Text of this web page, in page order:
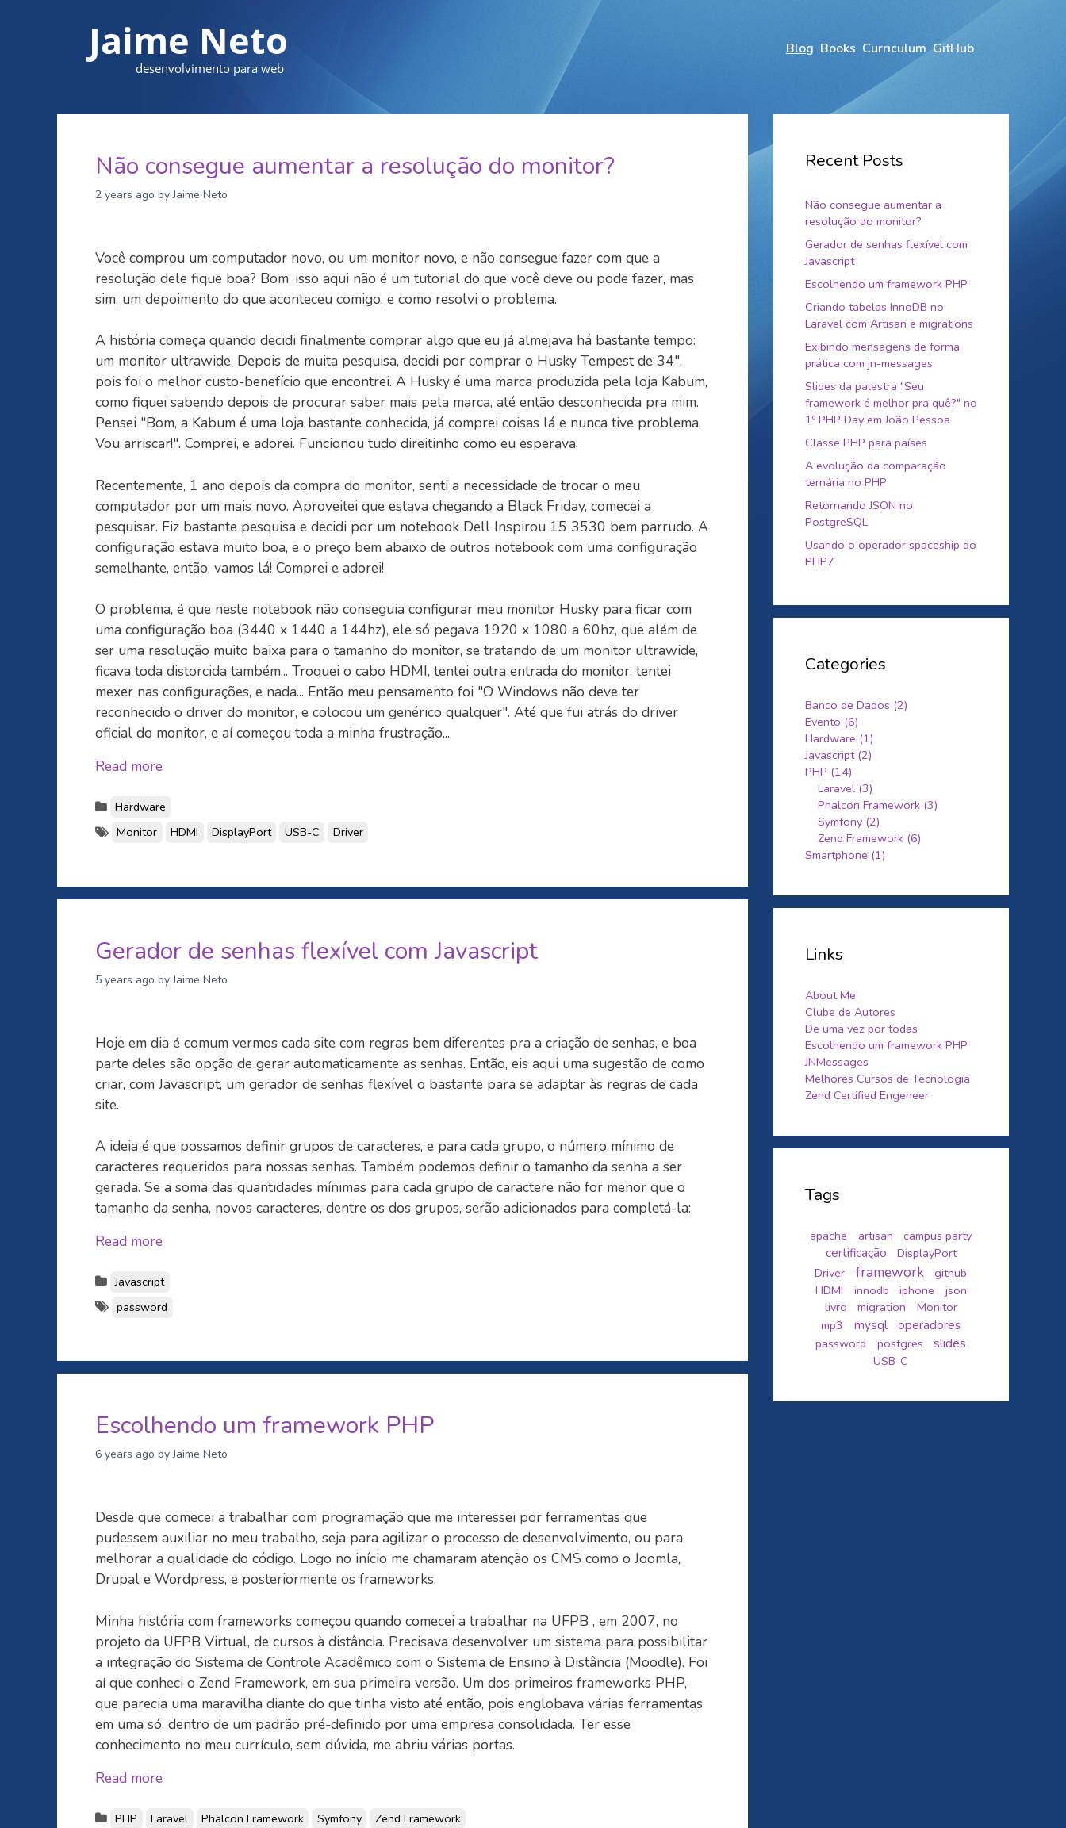
Jaime Neto
desenvolvimento para web
Blog Books Curriculum GitHub
Não consegue aumentar a resolução do monitor?
2 years ago by Jaime Neto
Você comprou um computador novo, ou um monitor novo, e não consegue fazer com que a
resolução dele fique boa? Bom, isso aqui não é um tutorial do que você deve ou pode fazer, mas
sim, um depoimento do que aconteceu comigo, e como resolvi o problema.
A história começa quando decidi finalmente comprar algo que eu já almejava há bastante tempo:
um monitor ultrawide. Depois de muita pesquisa, decidi por comprar o Husky Tempest de 34",
pois foi o melhor custo-benefício que encontrei. A Husky é uma marca produzida pela loja Kabum,
como fiquei sabendo depois de procurar saber mais pela marca, até então desconhecida pra mim.
Pensei "Bom, a Kabum é uma loja bastante conhecida, já comprei coisas lá e nunca tive problema.
Vou arriscar!". Comprei, e adorei. Funcionou tudo direitinho como eu esperava.
Recentemente, 1 ano depois da compra do monitor, senti a necessidade de trocar o meu
computador por um mais novo. Aproveitei que estava chegando a Black Friday, comecei a
pesquisar. Fiz bastante pesquisa e decidi por um notebook Dell Inspirou 15 3530 bem parrudo. A
configuração estava muito boa, e o preço bem abaixo de outros notebook com uma configuração
semelhante, então, vamos lá! Comprei e adorei!
O problema, é que neste notebook não conseguia configurar meu monitor Husky para ficar com
uma configuração boa (3440 x 1440 a 144hz), ele só pegava 1920 x 1080 a 60hz, que além de
ser uma resolução muito baixa para o tamanho do monitor, se tratando de um monitor ultrawide,
ficava toda distorcida também... Troquei o cabo HDMI, tentei outra entrada do monitor, tentei
mexer nas configurações, e nada... Então meu pensamento foi "O Windows não deve ter
reconhecido o driver do monitor, e colocou um genérico qualquer". Até que fui atrás do driver
oficial do monitor, e aí começou toda a minha frustração...
Read more
Hardware
Monitor
HDMI DisplayPort USB-C Driver
Gerador de senhas flexível com Javascript
5 years ago by Jaime Neto
Hoje em dia é comum vermos cada site com regras bem diferentes pra a criação de senhas, e boa
parte deles são opção de gerar automaticamente as senhas. Então, eis aqui uma sugestão de como
criar, com Javascript, um gerador de senhas flexível o bastante para se adaptar às regras de cada
site.
A ideia é que possamos definir grupos de caracteres, e para cada grupo, o número mínimo de
caracteres requeridos para nossas senhas. Também podemos definir o tamanho da senha a ser
gerada. Se a soma das quantidades mínimas para cada grupo de caractere não for menor que o
tamanho da senha, novos caracteres, dentre os dos grupos, serão adicionados para completá-la:
Read more
Javascript
password
Escolhendo um framework PHP
6 years ago by Jaime Neto
Desde que comecei a trabalhar com programação que me interessei por ferramentas que
pudessem auxiliar no meu trabalho, seja para agilizar o processo de desenvolvimento, ou para
melhorar a qualidade do código. Logo no início me chamaram atenção os CMS como o Joomla,
Drupal e Wordpress, e posteriormente os frameworks.
Minha história com frameworks começou quando comecei a trabalhar na UFPB , em 2007, no
projeto da UFPB Virtual, de cursos à distância. Precisava desenvolver um sistema para possibilitar
a integração do Sistema de Controle Acadêmico com o Sistema de Ensino à Distância (Moodle). Foi
aí que conheci o Zend Framework, em sua primeira versão. Um dos primeiros frameworks PHP,
que parecia uma maravilha diante do que tinha visto até então, pois englobava várias ferramentas
em uma só, dentro de um padrão pré-definido por uma empresa consolidada. Ter esse
conhecimento no meu currículo, sem dúvida, me abriu várias portas.
Read more
PHP Laravel Phalcon Framework Symfony
Zend Framework
Recent Posts
Não consegue aumentar a
resolução do monitor?
Gerador de senhas flexível com
Javascript
Escolhendo um framework PHP
Criando tabelas InnoDB no
Laravel com Artisan e migrations
Exibindo mensagens de forma
prática com jn-messages
Slides da palestra "Seu
framework é melhor pra quê?" no
1º PHP Day em João Pessoa
Classe PHP para países
A evolução da comparação
ternária no PHP
Retornando JSON no
PostgreSQL
Usando o operador spaceship do
PHP7
Categories
Banco de Dados (2)
Evento (6)
Hardware (1)
Javascript (2)
PHP (14)
Laravel (3)
Phalcon Framework (3)
Symfony (2)
Zend Framework (6)
Smartphone (1)
Links
About Me
Clube de Autores
De uma vez por todas
Escolhendo um framework PHP
JNMessages
Melhores Cursos de Tecnologia
Zend Certified Engeneer
Tags
apache artisan
campus party
certificação
DisplayPort
Driver
framework
github
HDMI
innodb iphone
json
livro
migration
Monitor
mp3
mysql
operadores
password
postgres slides
USB-C